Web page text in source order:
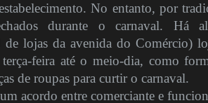
No entanto, por
durante o carnaval. Há
lojas da avenida do Comércio)
feira até o meio-dia, como
de roupas para curtir o carnaval.
acordo entre comerciante e